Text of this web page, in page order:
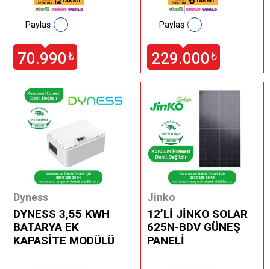
70.990 ₺
Paylaş
229.000 ₺
Paylaş
Dyness
DYNESS 3,55 KWH
BATARYA EK
KAPASİTE MODÜLÜ
Jinko
12’Lİ JİNKO SOLAR
625N-BDV GÜNEŞ
PANELİ